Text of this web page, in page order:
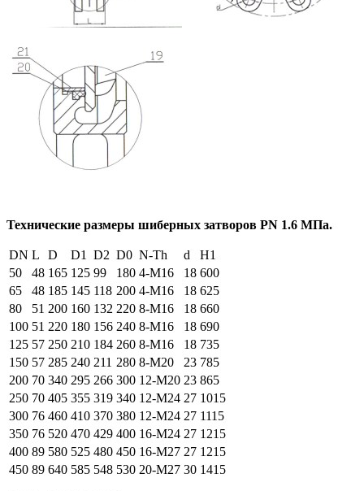
Технические размеры шиберных затворов PN 1.6 МПа.
DN L D D1 D2 D0 N-Th d
H1
50
48 165 125 99 180 4-М16 18 600
65
48 185 145 118 200 4-М16 18 625
80
51 200 160 132 220 8-М16 18 660
100 51 220 180 156 240 8-М16 18 690
125 57 250 210 184 260 8-М16 18 735
150 57 285 240 211 280 8-М20 23 785
200 70 340 295 266 300 12-М20 23 865
250 70 405 355 319 340 12-М24 27 1015
300 76 460 410 370 380 12-М24 27 1115
350 76 520 470 429 400 16-М24 27 1215
400 89 580 525 480 450 16-М27 27 1215
450 89 640 585 548 530 20-М27 30 1415